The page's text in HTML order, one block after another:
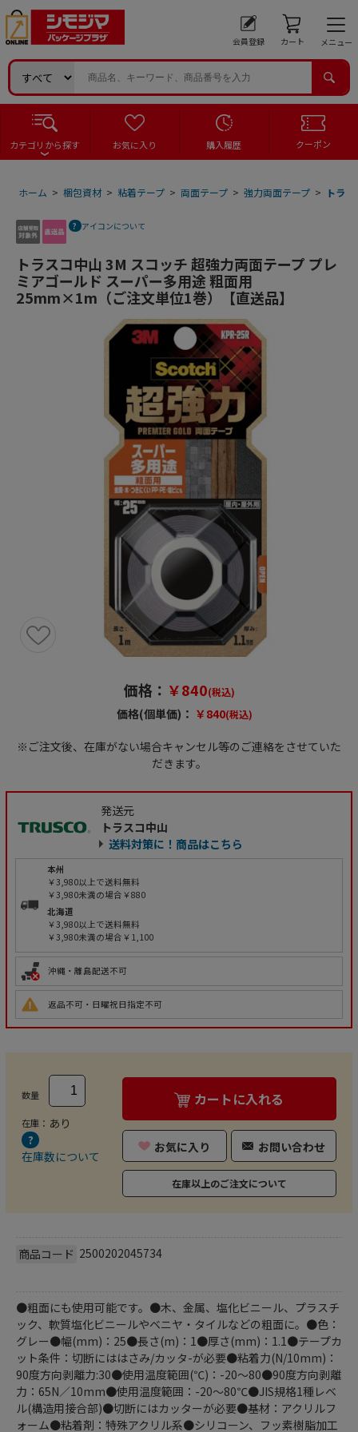
会員登録 カート メニュー
カテゴリから探す お気に入り 購入履歴 クーポン
ホーム > 梱包資材 > 粘着テープ > 両面テープ > 強力両面テープ > トラ
アイコンについて
トラスコ中山 3M スコッチ 超強力両面テープ プレ
ミアゴールド スーパー多用途 粗面用
25mm×1m（ご注文単位1巻）【直送品】
価格： ￥840(税込)
価格(個単価)： ￥840(税込)
※ご注文後、在庫がない場合キャンセル等のご連絡をさせていた
だきます。
発送元
トラスコ中山
送料対策に！商品はこちら
本州
￥3,980以上で送料無料
￥3,980未満の場合￥880
北海道
￥3,980以上で送料無料
￥3,980未満の場合￥1,100
沖縄・離島配送不可
返品不可・日曜祝日指定不可
数量
在庫： あり
在庫数について
カートに入れる
お気に入り お問い合わせ
在庫以上のご注文について
商品コード 2500202045734
●粗面にも使用可能です。●木、金属、塩化ビニール、プラスチ
ック、軟質塩化ビニールやベニヤ・タイルなどの粗面に。●色：
グレー●幅(mm)：25●長さ(m)：1●厚さ(mm)：1.1●テープカ
ット条件：切断にははさみ/カッタ-が必要●粘着力(N/10mm)：
90度方向剥離力:30●使用温度範囲(℃)：-20～80●90度方向剥離
力：65N／10mm●使用温度範囲：-20～80℃●JIS規格1種レベ
ル(構造用接合部)●切断にはカッターが必要●基材：アクリルフ
ォーム●粘着剤：特殊アクリル系●シリコーン、フッ素樹脂加工